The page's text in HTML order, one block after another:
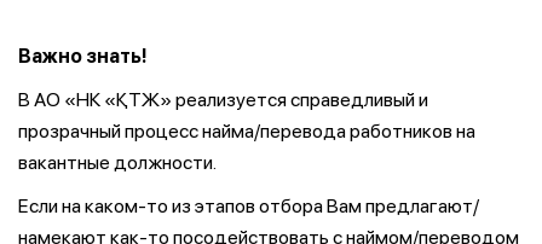
Важно знать!
В АО «НК «ҚТЖ» реализуется справедливый и
прозрачный процесс найма/перевода работников на
вакантные должности.
Если на каком-то из этапов отбора Вам предлагают/
намекают как-то посодействовать с наймом/переводом